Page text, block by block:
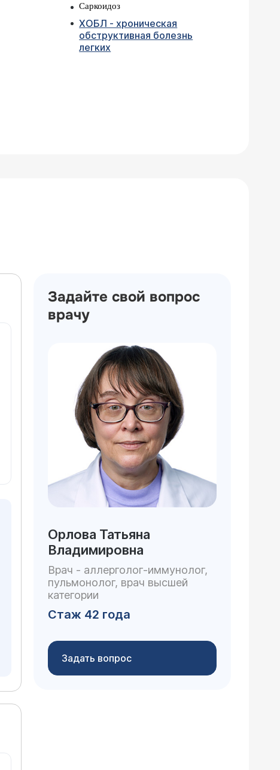
Саркоидоз
ХОБЛ - хроническая
обструктивная болезнь
легких
Задайте свой вопрос
врачу
Орлова Татьяна
Владимировна
Врач - аллерголог-иммунолог,
пульмонолог, врач высшей
категории
Стаж 42 года
Задать вопрос